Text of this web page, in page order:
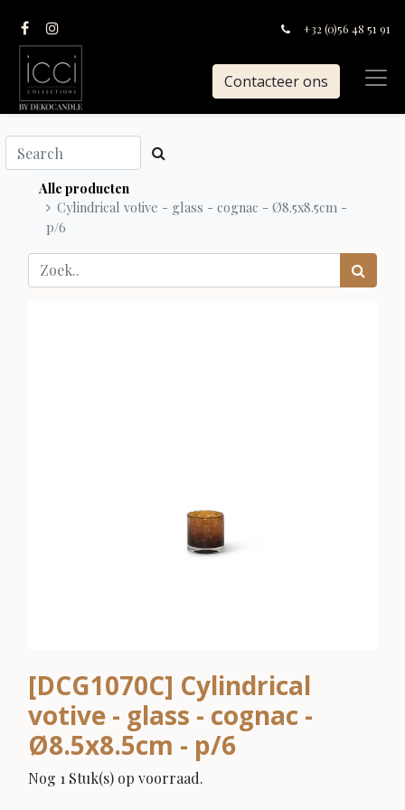
+32 (0)56 48 51 91
Contacteer ons
Alle producten
Cylindrical votive - glass - cognac - Ø8.5x8.5cm -
p/6
[DCG1070C] Cylindrical
votive - glass - cognac -
Ø8.5x8.5cm - p/6
Nog 1 Stuk(s) op voorraad.